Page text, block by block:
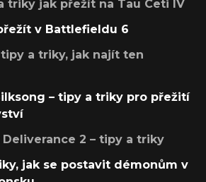
triky jak přežít na Tau Ceti IV
v Battlefieldu 6
a triky, jak najít ten
– tipy a triky pro přežití
2 – tipy a triky
jak se postavit démonům v